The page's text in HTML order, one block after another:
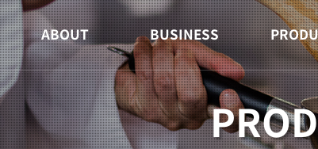
ABOUT BUSINESS